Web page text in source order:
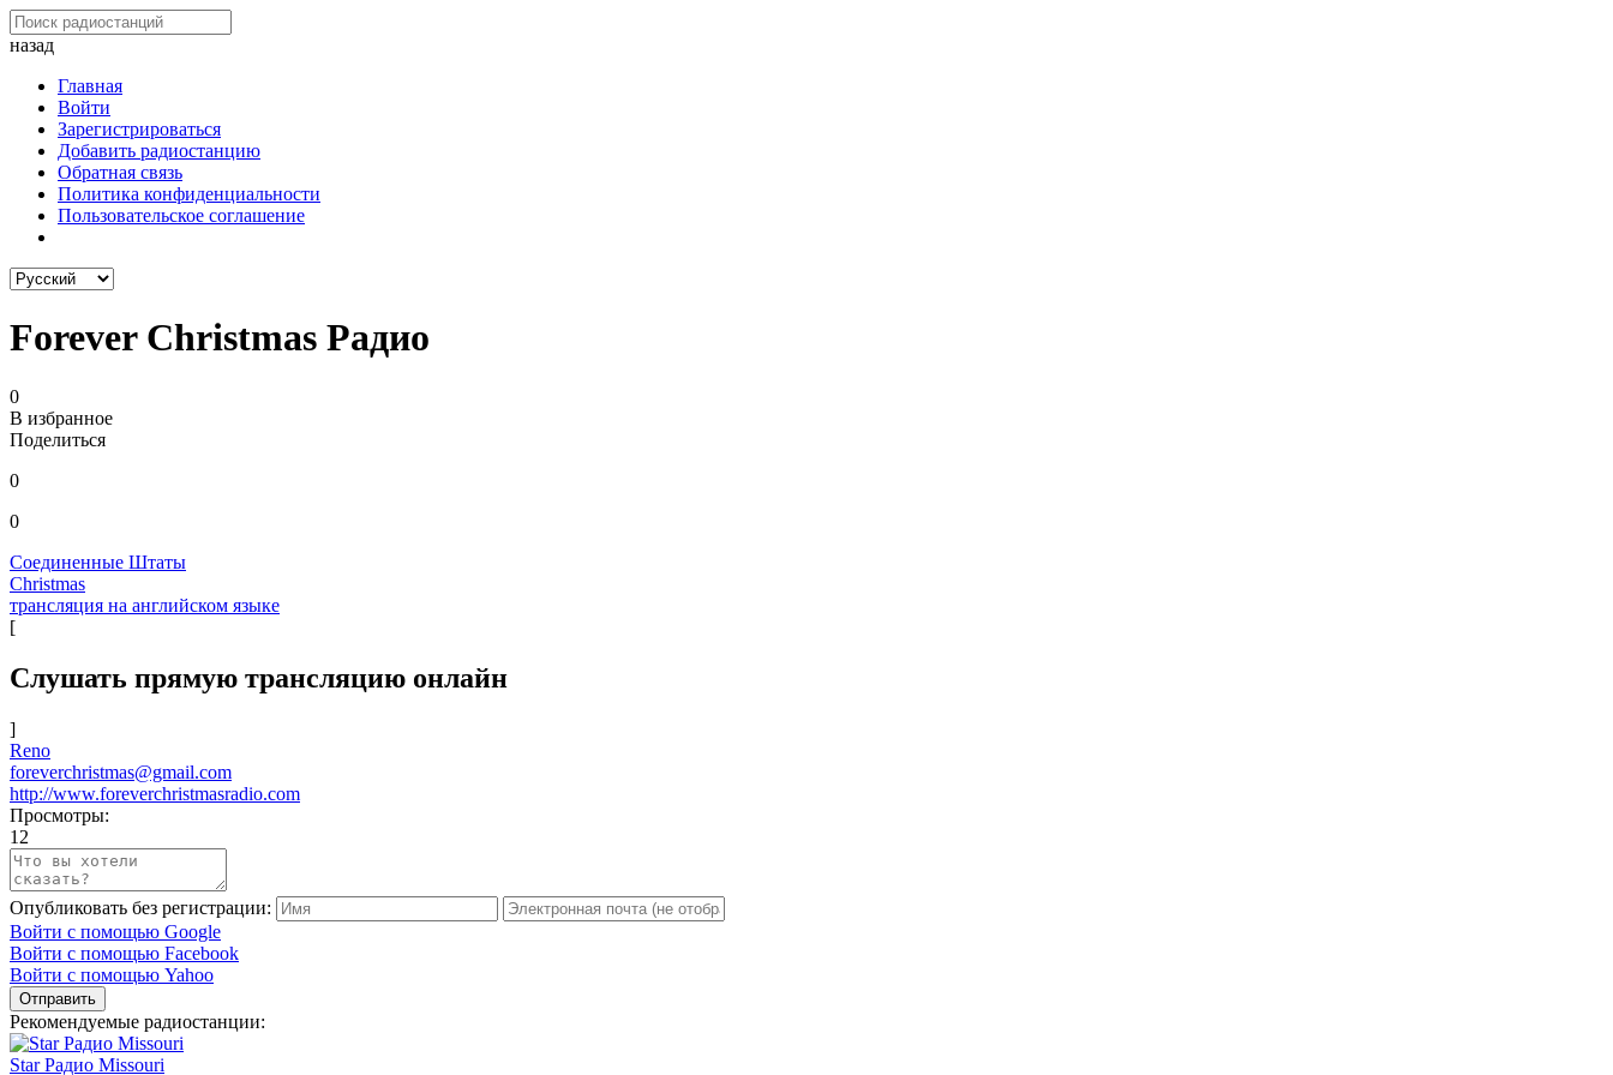
назад
Главная
Войти
Зарегистрироваться
Добавить радиостанцию
Обратная связь
Политика конфиденциальности
Пользовательское соглашение
Forever Christmas Радио
0
В избранное
Поделиться
0
0
Соединенные Штаты
Christmas
трансляция на английском языке
[
Слушать прямую трансляцию онлайн
]
Reno
foreverchristmas@gmail.com
http://www.foreverchristmasradio.com
Просмотры:
12
Опубликовать без регистрации:
Войти с помощью Google
Войти с помощью Facebook
Войти с помощью Yahoo
Отправить
Рекомендуемые радиостанции:
Star Радио Missouri